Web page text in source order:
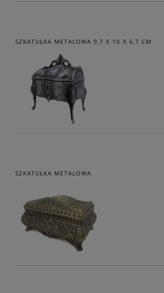
SZKATUŁKA METALOWA 9,7 X 10 X 6,7 CM
SZKATUŁKA METALOWA